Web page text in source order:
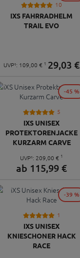
10
IXS FAHRRADHELM
TRAIL EVO
UVP¹: 109,00 € 1 29,03 €
5
IXS UNISEX
PROTEKTORENJACKE
KURZARM CARVE
UVP¹: 209,00 € 1
ab 115,99€
-45 %
1
IXS UNISEX
KNIESCHONER HACK
RACE
-39 %